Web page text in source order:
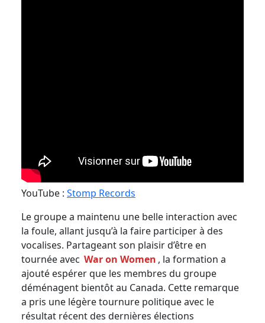
YouTube : Stomp Records
Le groupe a maintenu une belle interaction avec
la foule, allant jusqu’à la faire participer à des
vocalises. Partageant son plaisir d’être en
tournée avec War on Women , la formation a
ajouté espérer que les membres du groupe
déménagent bientôt au Canada. Cette remarque
a pris une légère tournure politique avec le
résultat récent des dernières élections